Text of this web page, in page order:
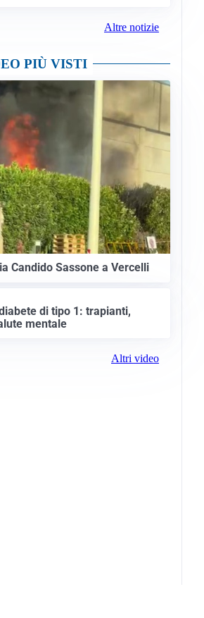
Altre notizie
PIÙ VISTI
Candido Sassone a Vercelli
di tipo 1: trapianti,
mentale
Altri video